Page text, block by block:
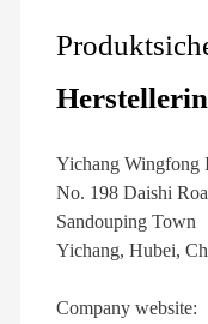
Yichang Wingfong
No. 198 Daishi
Sandouping Town
Yichang, Hubei,
Company website: